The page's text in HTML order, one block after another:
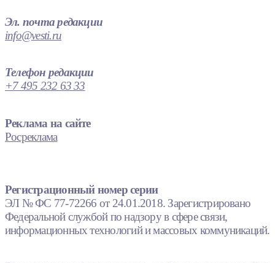
Эл. почта редакции
info@vesti.ru
Телефон редакции
+7 495 232 63 33
Реклама на сайте
Росреклама
Регистрационный номер серии
ЭЛ № ФС 77-72266 от 24.01.2018. Зарегистрировано
Федеральной службой по надзору в сфере связи,
информационных технологий и массовых коммуникаций.